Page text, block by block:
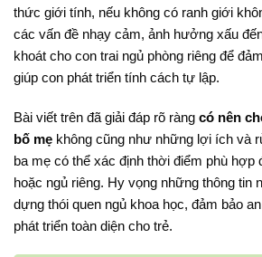
thức giới tính, nếu không có ranh giới
các vấn đề nhạy cảm, ảnh hưởng xấu
khoát cho con trai ngủ phòng riêng để
giúp con phát triển tính cách tự lập.
Bài viết trên đã giải đáp rõ ràng có nên
bố mẹ không cũng như những lợi ích và
ba mẹ có thể xác định thời điểm phù hợp
hoặc ngủ riêng. Hy vọng những thông tin
dựng thói quen ngủ khoa học, đảm bảo
phát triển toàn diện cho trẻ.